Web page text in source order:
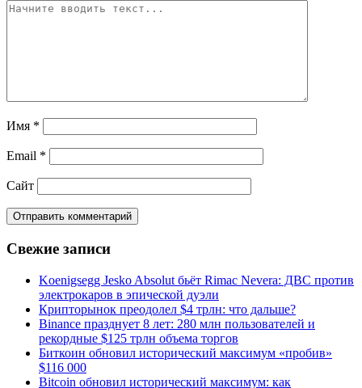
Имя *
Email *
Сайт
Свежие записи
Koenigsegg Jesko Absolut бьёт Rimac Nevera: ДВС против
электрокаров в эпической дуэли
Крипторынок преодолел $4 трлн: что дальше?
Binance празднует 8 лет: 280 млн пользователей и
рекордные $125 трлн объема торгов
Биткоин обновил исторический максимум «пробив»
$116 000
Bitcoin обновил исторический максимум: как